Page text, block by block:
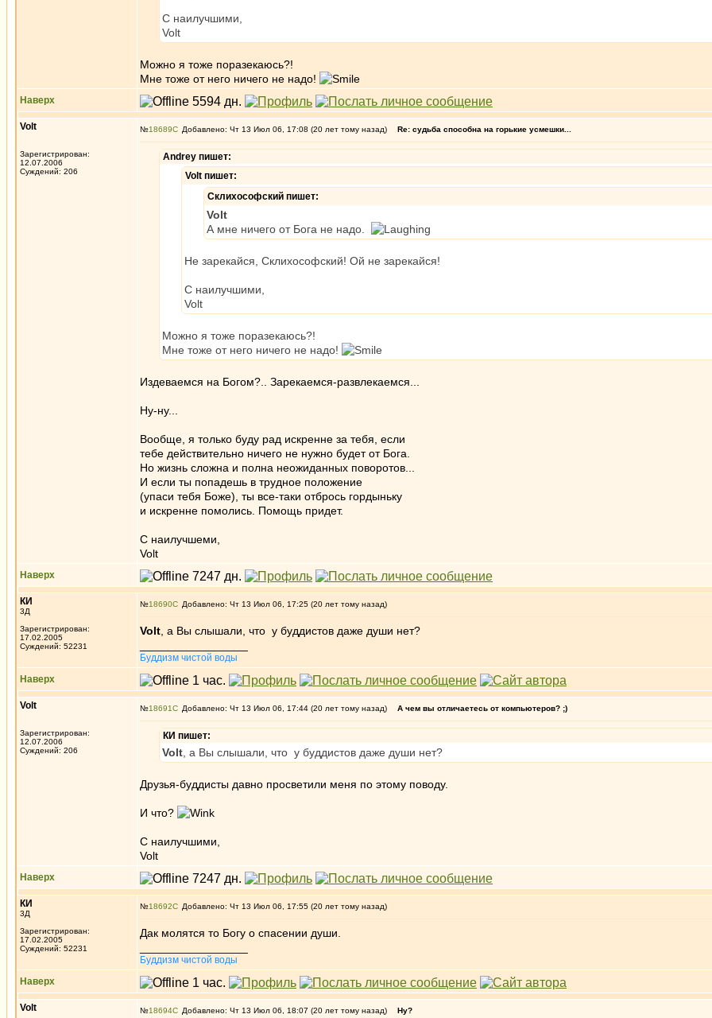
C наилучшими,
Volt
Можно я тоже поразекаюсь?!
Мне тоже от него ничего не надо!
Наверх
Volt
Зарегистрирован:
12.07.2006
Суждений: 206
№18689 Добавлено: Чт 13 Июл 06, 17:08 (20 лет тому назад) Re: судьба способна на горькие усмешки...
Andrey пишет:
Volt пишет:
Склихософский пишет:
Volt
А мне ничего от Бога не надо.
Не зарекайся, Склихософский! Ой не зарекайся!
C наилучшими,
Volt
Можно я тоже поразекаюсь?!
Мне тоже от него ничего не надо!
Издеваемся на Богом?.. Зарекаемся-развлекаемся...
Ну-ну...
Вообще, я только буду рад искренне за тебя, если
тебе действительно ничего не нужно будет от Бога.
Но жизнь сложна и полна неожиданных поворотов...
И если ты попадешь в трудное положение
(упаси тебя Боже), ты все-таки отбрось гордыньку
и искренне помолись. Помощь придет.
С наилучшеми,
Volt
Наверх
КИ
3Д
Зарегистрирован:
17.02.2005
Суждений: 52231
№18690 Добавлено: Чт 13 Июл 06, 17:25 (20 лет тому назад)
Volt , а Вы слышали, что у буддистов даже души нет?
Буддизм чистой воды
Наверх
Volt
Зарегистрирован:
12.07.2006
Суждений: 206
№18691 Добавлено: Чт 13 Июл 06, 17:44 (20 лет тому назад) А чем вы отличаетесь от компьютеров? ;)
КИ пишет:
Volt , а Вы слышали, что у буддистов даже души нет?
Друзья-буддисты давно просветили меня по этому поводу.
И что?
С наилучшими,
Volt
Наверх
КИ
3Д
Зарегистрирован:
17.02.2005
Суждений: 52231
№18692 Добавлено: Чт 13 Июл 06, 17:55 (20 лет тому назад)
Дак молятся то Богу о спасении души.
Буддизм чистой воды
Наверх
Volt №18694 Добавлено: Чт 13 Июл 06, 18:07 (20 лет тому назад) Ну?